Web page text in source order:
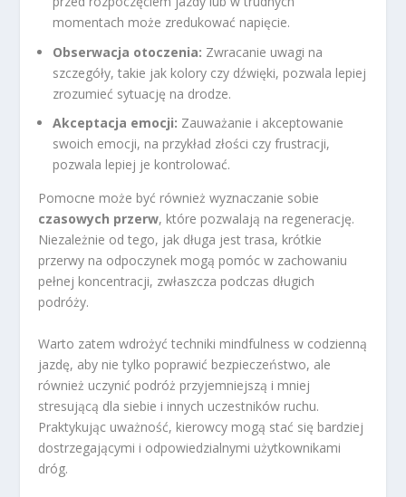
momentach może zredukować napięcie.
Obserwacja otoczenia: Zwracanie uwagi na
szczegóły, takie jak kolory czy dźwięki, pozwala lepiej
zrozumieć sytuację na drodze.
Akceptacja emocji: Zauważanie i akceptowanie
swoich emocji, na przykład złości czy frustracji,
pozwala lepiej je kontrolować.
Pomocne może być również wyznaczanie sobie
czasowych przerw, które pozwalają na regenerację.
Niezależnie od tego, jak długa jest trasa, krótkie
przerwy na odpoczynek mogą pomóc w zachowaniu
pełnej koncentracji, zwłaszcza podczas długich
podróży.
Warto zatem wdrożyć techniki mindfulness w codzienną
jazdę, aby nie tylko poprawić bezpieczeństwo, ale
również uczynić podróż przyjemniejszą i mniej
stresującą dla siebie i innych uczestników ruchu.
Praktykując uważność, kierowcy mogą stać się bardziej
dostrzegającymi i odpowiedzialnymi użytkownikami
dróg.